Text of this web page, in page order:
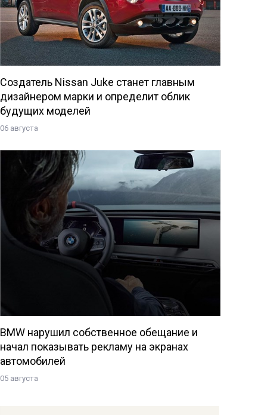
Создатель Nissan Juke станет главным
дизайнером марки и определит облик
будущих моделей
06 августа
BMW нарушил собственное обещание и
начал показывать рекламу на экранах
автомобилей
05 августа